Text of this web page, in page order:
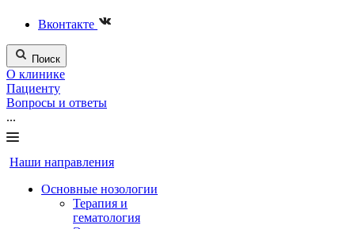
Вконтакте
Поиск
О клинике
Пациенту
Вопросы и ответы
...
Наши направления
Основные нозологии
Терапия и
гематология